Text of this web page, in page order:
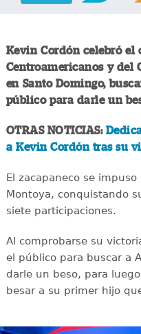
Kevin Cordón celebró el
Centroamericanos y del
en Santo Domingo,
público para darle un
OTRAS NOTICIAS:
a Kevin Cordón tras su
El zacapaneco se
Montoya, conquistando
siete participaciones.
Al comprobarse su
el público para buscar a
darle un beso, para
besar a su primer hijo